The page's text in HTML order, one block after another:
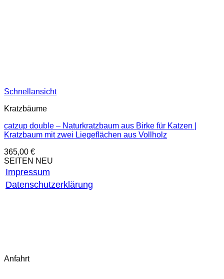
Schnellansicht
Kratzbäume
catzup double – Naturkratzbaum aus Birke für Katzen |
Kratzbaum mit zwei Liegeflächen aus Vollholz
365,00 €
SEITEN NEU
Impressum
Datenschutzerklärung
Anfahrt